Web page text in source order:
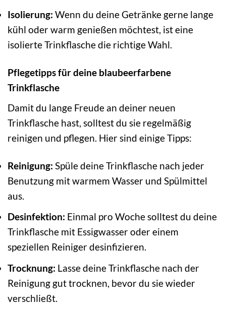
Isolierung: Wenn du deine Getränke gerne lange
kühl oder warm genießen möchtest, ist eine
isolierte Trinkflasche die richtige Wahl.
Pflegetipps für deine blaubeerfarbene
Trinkflasche
Damit du lange Freude an deiner neuen
Trinkflasche hast, solltest du sie regelmäßig
reinigen und pflegen. Hier sind einige Tipps:
Reinigung: Spüle deine Trinkflasche nach jeder
Benutzung mit warmem Wasser und Spülmittel
aus.
Desinfektion: Einmal pro Woche solltest du deine
Trinkflasche mit Essigwasser oder einem
speziellen Reiniger desinfizieren.
Trocknung: Lasse deine Trinkflasche nach der
Reinigung gut trocknen, bevor du sie wieder
verschließt.